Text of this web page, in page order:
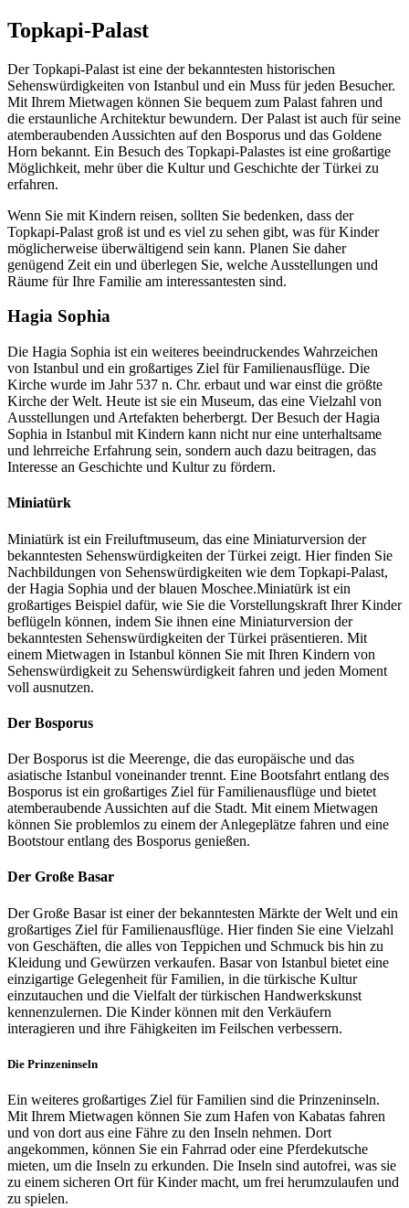
Topkapi-Palast
Der Topkapi-Palast ist eine der bekanntesten historischen
Sehenswürdigkeiten von Istanbul und ein Muss für jeden Besucher.
Mit Ihrem Mietwagen können Sie bequem zum Palast fahren und
die erstaunliche Architektur bewundern. Der Palast ist auch für seine
atemberaubenden Aussichten auf den Bosporus und das Goldene
Horn bekannt. Ein Besuch des Topkapi-Palastes ist eine großartige
Möglichkeit, mehr über die Kultur und Geschichte der Türkei zu
erfahren.
Wenn Sie mit Kindern reisen, sollten Sie bedenken, dass der
Topkapi-Palast groß ist und es viel zu sehen gibt, was für Kinder
möglicherweise überwältigend sein kann. Planen Sie daher
genügend Zeit ein und überlegen Sie, welche Ausstellungen und
Räume für Ihre Familie am interessantesten sind.
Hagia Sophia
Die Hagia Sophia ist ein weiteres beeindruckendes Wahrzeichen
von Istanbul und ein großartiges Ziel für Familienausflüge. Die
Kirche wurde im Jahr 537 n. Chr. erbaut und war einst die größte
Kirche der Welt. Heute ist sie ein Museum, das eine Vielzahl von
Ausstellungen und Artefakten beherbergt. Der Besuch der Hagia
Sophia in Istanbul mit Kindern kann nicht nur eine unterhaltsame
und lehrreiche Erfahrung sein, sondern auch dazu beitragen, das
Interesse an Geschichte und Kultur zu fördern.
Miniatürk
Miniatürk ist ein Freiluftmuseum, das eine Miniaturversion der
bekanntesten Sehenswürdigkeiten der Türkei zeigt. Hier finden Sie
Nachbildungen von Sehenswürdigkeiten wie dem Topkapi-Palast,
der Hagia Sophia und der blauen Moschee.Miniatürk ist ein
großartiges Beispiel dafür, wie Sie die Vorstellungskraft Ihrer Kinder
beflügeln können, indem Sie ihnen eine Miniaturversion der
bekanntesten Sehenswürdigkeiten der Türkei präsentieren. Mit
einem Mietwagen in Istanbul können Sie mit Ihren Kindern von
Sehenswürdigkeit zu Sehenswürdigkeit fahren und jeden Moment
voll ausnutzen.
Der Bosporus
Der Bosporus ist die Meerenge, die das europäische und das
asiatische Istanbul voneinander trennt. Eine Bootsfahrt entlang des
Bosporus ist ein großartiges Ziel für Familienausflüge und bietet
atemberaubende Aussichten auf die Stadt. Mit einem Mietwagen
können Sie problemlos zu einem der Anlegeplätze fahren und eine
Bootstour entlang des Bosporus genießen.
Der Große Basar
Der Große Basar ist einer der bekanntesten Märkte der Welt und ein
großartiges Ziel für Familienausflüge. Hier finden Sie eine Vielzahl
von Geschäften, die alles von Teppichen und Schmuck bis hin zu
Kleidung und Gewürzen verkaufen. Basar von Istanbul bietet eine
einzigartige Gelegenheit für Familien, in die türkische Kultur
einzutauchen und die Vielfalt der türkischen Handwerkskunst
kennenzulernen. Die Kinder können mit den Verkäufern
interagieren und ihre Fähigkeiten im Feilschen verbessern.
Die Prinzeninseln
Ein weiteres großartiges Ziel für Familien sind die Prinzeninseln.
Mit Ihrem Mietwagen können Sie zum Hafen von Kabatas fahren
und von dort aus eine Fähre zu den Inseln nehmen. Dort
angekommen, können Sie ein Fahrrad oder eine Pferdekutsche
mieten, um die Inseln zu erkunden. Die Inseln sind autofrei, was sie
zu einem sicheren Ort für Kinder macht, um frei herumzulaufen und
zu spielen.